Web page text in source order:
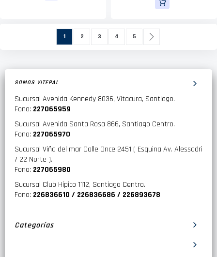
Actualmente estás leyendo página
1 Página
2 Página
3 Página
4 Página
5
SOMOS VITEPAL
Sucursal Avenida Kennedy 8036, Vitacura, Santiago.
Fono: 227065959
Sucursal Avenida Santa Rosa 866, Santiago Centro.
Fono: 227065970
Sucursal Viña del mar Calle Once 2451 ( Esquina Av. Alessadri
/ 22 Norte ).
Fono: 227065980
Sucursal Club Hípico 1112, Santiago Centro.
Fono: 226836610 / 226836686 / 226893678
Categorías